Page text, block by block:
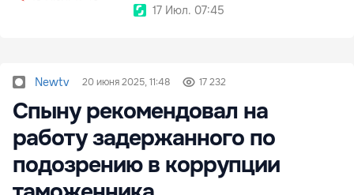
17 Июл. 07:45
Newtv 20 июня 2025, 11:48 17 232
Спыну рекомендовал на
работу задержанного по
подозрению в коррупции